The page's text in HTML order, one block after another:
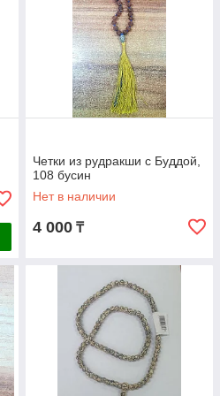
Четки из рудракши с Буддой,
108 бусин
Нет в наличии
4 000 ₸